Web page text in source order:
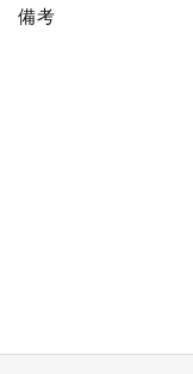
備考